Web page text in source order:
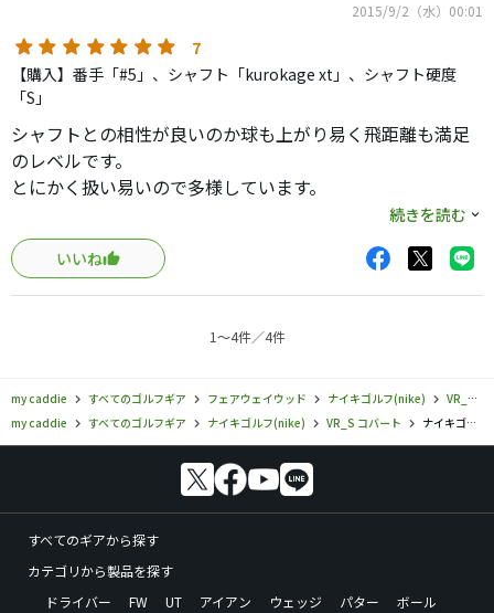
ったのですが、これだけ打てれば売却の必要もなくなりま
した。
初代コバートＦＷよりも小顔で少し緊張感がありますが、
打感は良好な部類かと、打音も少しだけ甲高いのですがそ
れほど派手な音ではなく、他にはない見た目さえ気になら
なければかなり良いクラブだと思います。
調整ひとつで物にすることができ、ドライバー共々長く使
っていきたいと思っています。
2015/9/2（水）00:01
7
【購入】番手「#5」、シャフト「kurokage xt」、シャフト硬度
「S」
シャフトとの相性が良いのか球も上がり易く飛距離も満足
のレベルです。
とにかく扱い易いので多様しています。
方向性、打感、打音も好みだと思いますが私は好きです。
価格も中古市場では安くなっているのも魅力ですが、ノー
マルシャフトのままではイマイチかもしれません。
コスパは良いと思います。
続きを読む
いいね
1〜4件／4件
my caddie すべてのゴルフギア フェアウェイウッド ナイキゴルフ(nike)
VR_S コバート
my caddie
すべてのゴルフギア ナイキゴルフ(nike) VR_S コバート ナイキゴルフ／VR_S コバート／VR_S コバート 2.0 フェアウェイウッドの口コミ評価一覧
すべてのギアから探す
カテゴリから製品を探す
ドライバー
FW UT アイアン ウェッジ パター
ボール